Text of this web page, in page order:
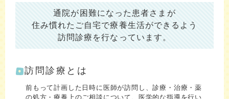
通院が困難になった患者さまが
住み慣れたご自宅で療養生活ができるよう
訪問診療を行なっています。
訪問診療とは
前もって計画した日時に医師が訪問し、診療・治療・薬
の処方・療養上のご相談について、医学的な指導を行い